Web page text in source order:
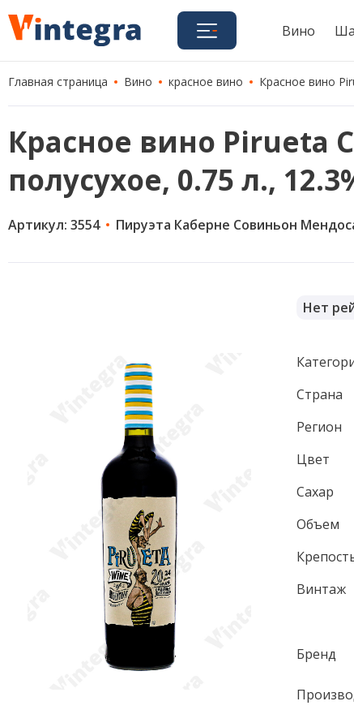
Вино
Главная страница Вино красное вино Красное вино
Красное вино Pirueta
полусухое, 0.75 л.,
Артикул: 3554 Пируэта Каберне Совиньон
Нет
Страна
Регион
Цвет
Сахар
Объем
Винтаж
Бренд